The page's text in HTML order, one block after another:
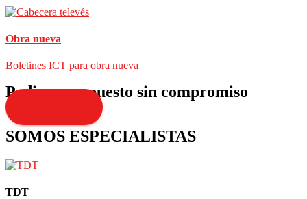
Obra nueva
Boletines ICT para obra nueva
Pedir presupuesto sin compromiso
SOMOS ESPECIALISTAS
TDT